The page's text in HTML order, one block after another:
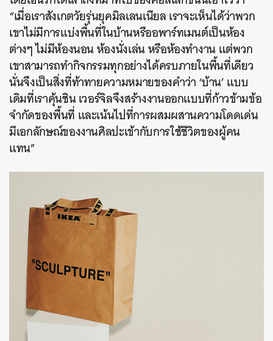
“เมื่อเราสังเกตวัยรุ่นยุคมิลเลนเนียล เราจะเห็นได้ว่าพวก
เขาไม่มีการแบ่งพื้นที่ในบ้านหรืออพาร์ทเมนต์เป็นห้อง
ต่างๆ ไม่มีห้องนอน ห้องนั่งเล่น หรือห้องทำงาน แต่พวก
เขาสามารถทำกิจกรรมทุกอย่างได้ครบภายในพื้นที่เดียว
นั่นจึงเป็นสิ่งที่ท้าทายความหมายของคำว่า ‘บ้าน’ แบบ
เดิมที่เราคุ้นชิน เวอร์จิลจึงสร้างงานออกแบบที่ก้าวข้ามข้อ
จำกัดของพื้นที่ และเน้นไปที่การผสมผสานความโดดเด่น
มีเอกลักษณ์ของงานศิลปะเข้ากับการใช้ชีวิตของผู้คน
แทน”